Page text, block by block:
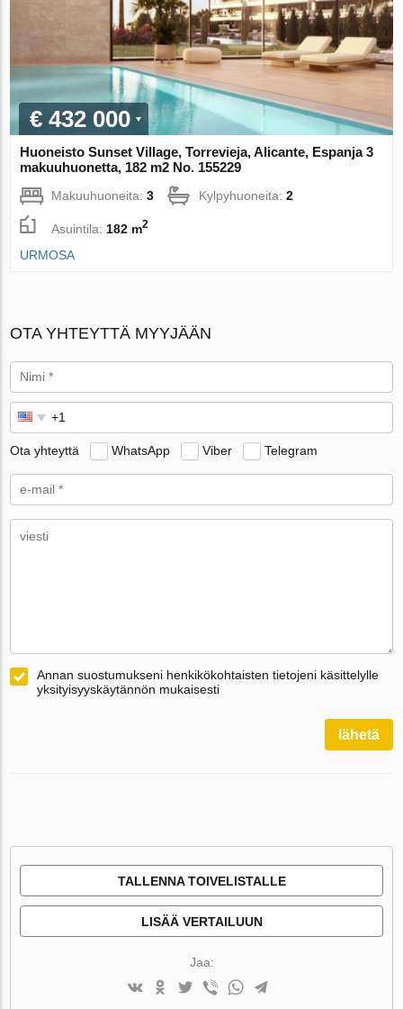
€ 432 000
Huoneisto Sunset Village, Torrevieja, Alicante, Espanja 3
makuuhuonetta, 182 m2 No. 155229
Makuuhuoneita:3 Kylpyhuoneita:2
Asuintila: 182 m2
URMOSA
OTA YHTEYTTÄ MYYJÄÄN
Ota yhteyttä WhatsApp Viber Telegram
Annan suostumukseni henkikökohtaisten tietojeni käsittelylle
yksityisyyskäytännön mukaisesti
lähetä
TALLENNA TOIVELISTALLE
LISÄÄ VERTAILUUN
Jaa: